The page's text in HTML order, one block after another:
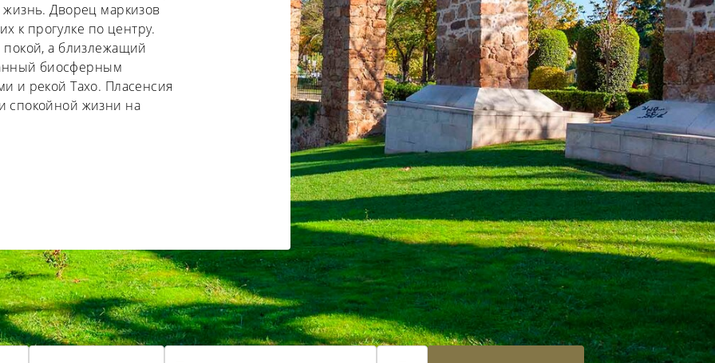
жизнь. Дворец маркизов
к прогулке по центру.
а близлежащий
биосферным
и рекой Тахо. Пласенсия
спокойной жизни на